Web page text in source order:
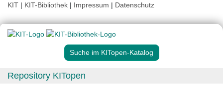
KIT | KIT-Bibliothek | Impressum | Datenschutz
Suche im KITopen-Katalog
Repository KITopen